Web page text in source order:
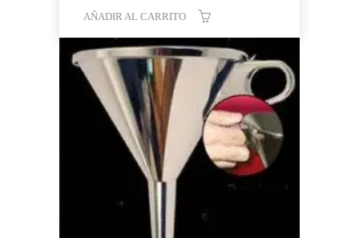
AÑADIR AL CARRITO